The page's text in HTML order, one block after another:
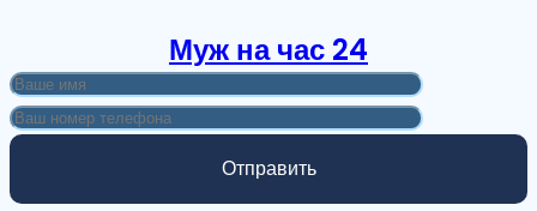
Муж на час 24